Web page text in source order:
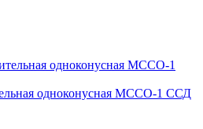
одноконусная МССО-1 ССД